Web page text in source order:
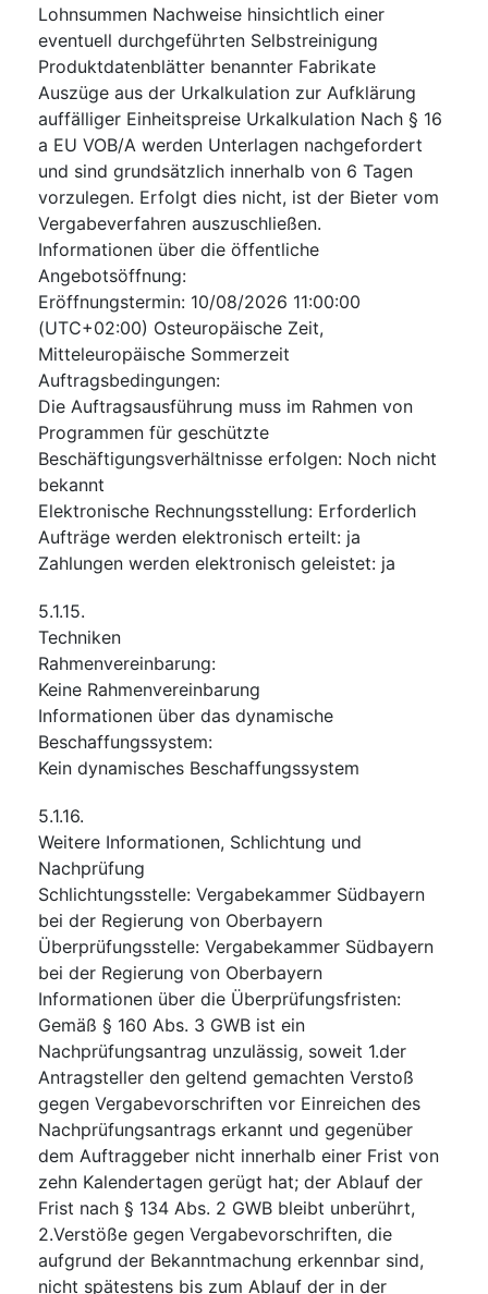
Lohnsummen Nachweise hinsichtlich einer
eventuell durchgeführten Selbstreinigung
Produktdatenblätter benannter Fabrikate
Auszüge aus der Urkalkulation zur Aufklärung
auffälliger Einheitspreise Urkalkulation Nach § 16
a EU VOB/A werden Unterlagen nachgefordert
und sind grundsätzlich innerhalb von 6 Tagen
vorzulegen. Erfolgt dies nicht, ist der Bieter vom
Vergabeverfahren auszuschließen.
Informationen über die öffentliche
Angebotsöffnung:
Eröffnungstermin: 10/08/2026 11:00:00
(UTC+02:00) Osteuropäische Zeit,
Mitteleuropäische Sommerzeit
Auftragsbedingungen:
Die Auftragsausführung muss im Rahmen von
Programmen für geschützte
Beschäftigungsverhältnisse erfolgen: Noch nicht
bekannt
Elektronische Rechnungsstellung: Erforderlich
Aufträge werden elektronisch erteilt: ja
Zahlungen werden elektronisch geleistet: ja
5.1.15.
Techniken
Rahmenvereinbarung:
Keine Rahmenvereinbarung
Informationen über das dynamische
Beschaffungssystem:
Kein dynamisches Beschaffungssystem
5.1.16.
Weitere Informationen, Schlichtung und
Nachprüfung
Schlichtungsstelle: Vergabekammer Südbayern
bei der Regierung von Oberbayern
Überprüfungsstelle: Vergabekammer Südbayern
bei der Regierung von Oberbayern
Informationen über die Überprüfungsfristen:
Gemäß § 160 Abs. 3 GWB ist ein
Nachprüfungsantrag unzulässig, soweit 1.der
Antragsteller den geltend gemachten Verstoß
gegen Vergabevorschriften vor Einreichen des
Nachprüfungsantrags erkannt und gegenüber
dem Auftraggeber nicht innerhalb einer Frist von
zehn Kalendertagen gerügt hat; der Ablauf der
Frist nach § 134 Abs. 2 GWB bleibt unberührt,
2.Verstöße gegen Vergabevorschriften, die
aufgrund der Bekanntmachung erkennbar sind,
nicht spätestens bis zum Ablauf der in der